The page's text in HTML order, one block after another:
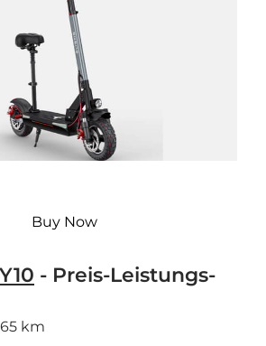
Buy Now
- Preis-Leistungs-
65 km